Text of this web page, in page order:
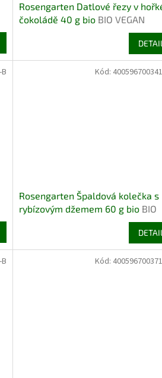
Rosengarten Datlové řezy v
čokoládě 40 g bio BIO VEGAN
DETAIL
Rosengarten Špaldová kolečka s
rybízovým džemem 60 g bio BIO
DETAIL
Kód:
Kód: